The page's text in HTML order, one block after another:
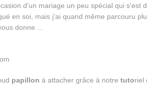
d'un mariage un peu spécial qui s'est
en soi, mais j'ai quand même parcouru
donne ...
papillon à attacher grâce à notre tutoriel